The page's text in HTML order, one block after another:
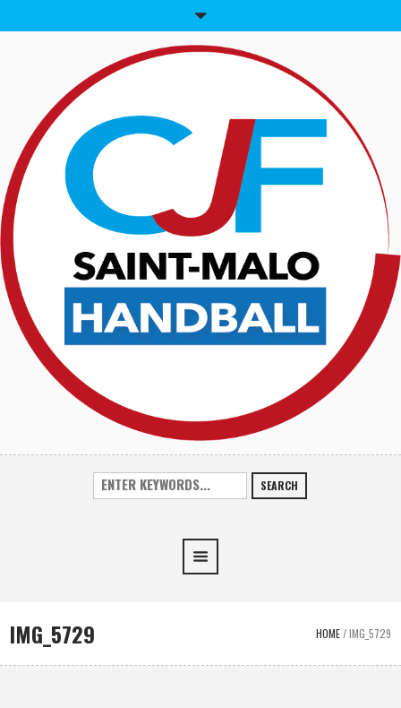
SEARCH
IMG_5729 HOME/IMG_5729